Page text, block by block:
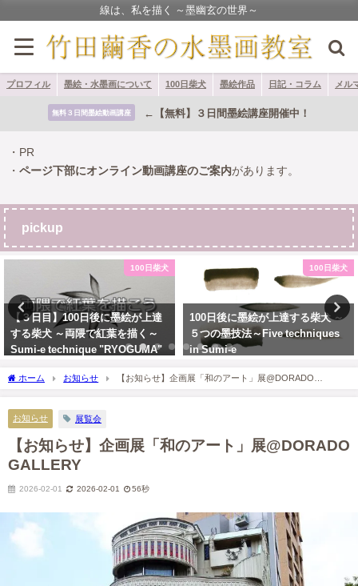
線は、私を描く ～墨幽玄の世界～
プロフィル 墨絵・水墨画について 100日柴犬 墨絵作品 日記・コラム メル
無料３日間墨絵動画講座 ←【無料】３日間墨絵講座開催中！
・PR
・ ページ下部にオンライン動画講座のご案内があります。
pickup
100日柴犬
【３日目】100日後に墨絵が上達
する柴犬 ～両隈で紅葉を描く～
Sumi-e technique "RYOGUMA"
100日柴犬
100日後に墨絵が上達する柴犬 ～
５つの墨技法～Five techniques
in Sumi-e
ホーム お知らせ
【お知らせ】企画展「和のアート」展@DORADO
お知らせ 展覧会
【お知らせ】企画展「和のアート」展@DORADO
GALLERY
2026-02-01 2026-02-01 56秒